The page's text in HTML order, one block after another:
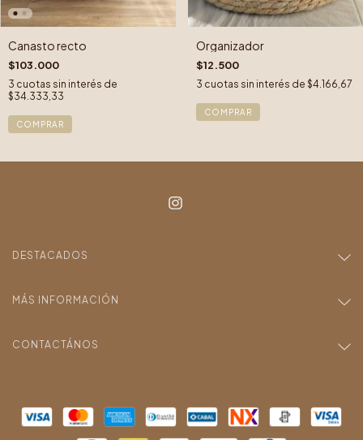
Canasto recto
$103.000
3 cuotas sin interés de
$34.333,33
COMPRAR
Organizador
$12.500
3 cuotas sin interés de $4.166,67
COMPRAR
DESTACADOS
MÁS INFORMACIÓN
CONTACTÁNOS